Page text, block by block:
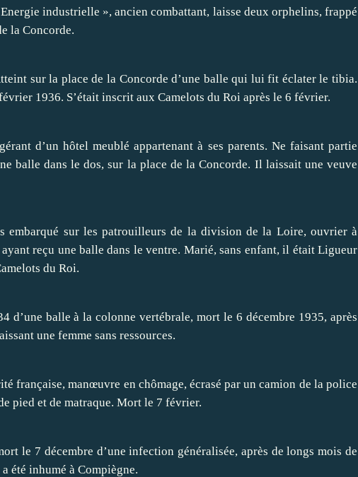
industrielle », ancien combattant, laisse deux orphelins, frappé
la Concorde.
sur la place de la Concorde d’une balle qui lui fit éclater le tibia.
1936. S’était inscrit aux Camelots du Roi après le 6 février.
d’un hôtel meublé appartenant à ses parents. Ne faisant partie
balle dans le dos, sur la place de la Concorde. Il laissait une veuve
embarqué sur les patrouilleurs de la division de la Loire, ouvrier à
reçu une balle dans le ventre. Marié, sans enfant, il était Ligueur
du Roi.
d’une balle à la colonne vertébrale, mort le 6 décembre 1935, après
une femme sans ressources.
française, manœuvre en chômage, écrasé par un camion de la police
pied et de matraque. Mort le 7 février.
le 7 décembre d’une infection généralisée, après de longs mois de
été inhumé à Compiègne.